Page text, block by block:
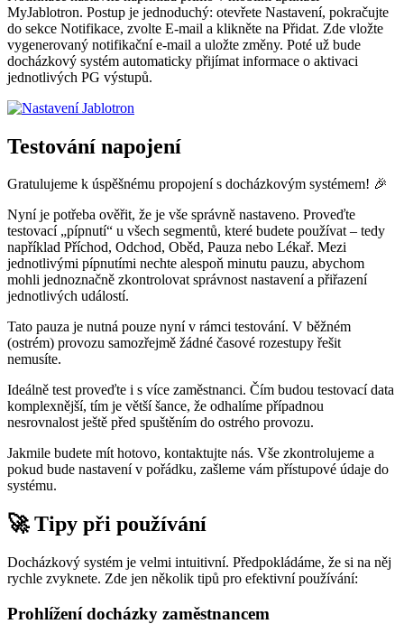
MyJablotron. Postup je jednoduchý: otevřete Nastavení, pokračujte
do sekce Notifikace, zvolte E-mail a klikněte na Přidat. Zde vložte
vygenerovaný notifikační e-mail a uložte změny. Poté už bude
docházkový systém automaticky přijímat informace o aktivaci
jednotlivých PG výstupů.
Testování napojení
Gratulujeme k úspěšnému propojení s docházkovým systémem! 🎉
Nyní je potřeba ověřit, že je vše správně nastaveno. Proveďte
testovací „pípnutí“ u všech segmentů, které budete používat– tedy
například Příchod, Odchod, Oběd, Pauza nebo Lékař. Mezi
jednotlivými pípnutími nechte alespoň minutu pauzu, abychom
mohli jednoznačně zkontrolovat správnost nastavení a přiřazení
jednotlivých událostí.
Tato pauza je nutná pouze nyní v rámci testování. V běžném
(ostrém) provozu samozřejmě žádné časové rozestupy řešit
nemusíte.
Ideálně test proveďte i s více zaměstnanci. Čím budou testovací data
komplexnější, tím je větší šance, že odhalíme případnou
nesrovnalost ještě před spuštěním do ostrého provozu.
Jakmile budete mít hotovo, kontaktujte nás. Vše zkontrolujeme a
pokud bude nastavení v pořádku, zašleme vám přístupové údaje do
systému.
🚀 Tipy při používání
Docházkový systém je velmi intuitivní. Předpokládáme, že si na něj
rychle zvyknete. Zde jen několik tipů pro efektivní používání:
Prohlížení docházky zaměstnancem